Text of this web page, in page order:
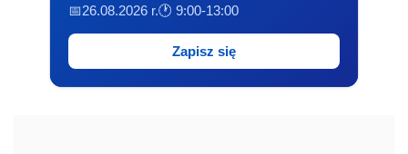
📅26.08.2026 r.🕐 9:00-13:00
Zapisz się